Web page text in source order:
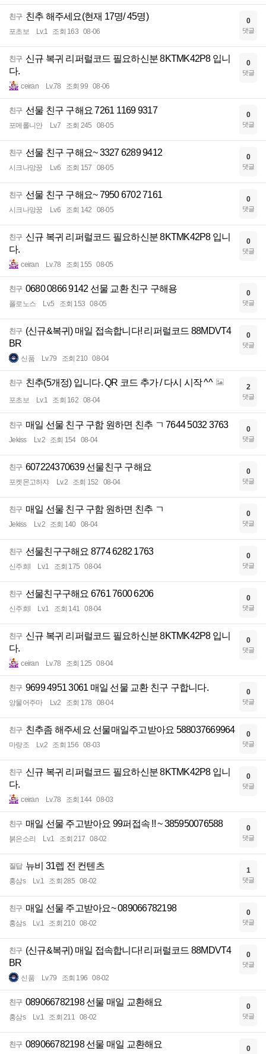
친구 친추 해주세요(현재 17명/ 45명)
포초보 Lv.1 조회 163 08-06
0
댓글
친구 신규 복귀 리퍼럴코드 필요하신분 8KTMK42P8 입니
다.
ceiran Lv.78 조회 99 08-06
0
댓글
친구 선물 친구 구해요 7261 1169 9317
포메롤니안 Lv.7 조회 245 08-05
0
댓글
친구 선물 친구 구해요~ 3327 6289 9412
시크나망꿍 Lv.6 조회 157 08-05
0
댓글
친구 선물 친구 구해요~ 7950 6702 7161
시크나망꿍 Lv.6 조회 142 08-05
0
댓글
친구 신규 복귀 리퍼럴코드 필요하신분 8KTMK42P8 입니
다.
ceiran Lv.78 조회 155 08-05
0
댓글
친구 0680 0866 9142 선물 교환 친구 구해용
폴로노스 Lv.5 조회 153 08-05
0
댓글
친구 (신규&복귀) 매일 접속합니다! 리퍼럴코드 88MDVT4
BR
신품 Lv.79 조회 210 08-04
0
댓글
친구 친추(5개정) 입니다. QR 코드 추가 / 다시 시작 ^^
포초보 Lv.1 조회 162 08-04
2
댓글
친구 매일 선물 친구 구함 원하면 친추 ㄱ 7644 5032 3763
Jekiss Lv.2 조회 154 08-04
0
댓글
친구 607224370639 선물친구 구해요
포켓몬고하쟈 Lv.2 조회 152 08-04
0
댓글
친구 매일 선물 친구 구함 원하면 친추 ㄱ
Jekiss Lv.2 조회 140 08-04
0
댓글
친구 선물친구구해요 8774 6282 1763
신주희l Lv.1 조회 175 08-04
0
댓글
친구 선물친구구해요 6761 7600 6206
신주희l Lv.1 조회 141 08-04
0
댓글
친구 신규 복귀 리퍼럴코드 필요하신분 8KTMK42P8 입니
다.
ceiran Lv.78 조회 125 08-04
0
댓글
친구 9699 4951 3061 매일 선물 교환 친구 구합니다.
앙물어주마 Lv.2 조회 178 08-04
0
댓글
친구 친추좀 해주세요 선물매일주고받아요 588037669964
마랑조 Lv.2 조회 156 08-03
0
댓글
친구 신규 복귀 리퍼럴코드 필요하신분 8KTMK42P8 입니
다.
ceiran Lv.78 조회 144 08-03
0
댓글
친구 매일 선물 주고받아요 99퍼접속 !! ~ 385950076588
붉은소리 Lv.1 조회 217 08-02
0
댓글
질답 뉴비 31렙 전 컨텐츠
홍삼s Lv.1 조회 285 08-02
1
댓글
친구 매일 선물 주고받아요~ 089066782198
홍삼s Lv.1 조회 210 08-02
0
댓글
친구 (신규&복귀) 매일 접속합니다! 리퍼럴코드 88MDVT4
BR
신품 Lv.79 조회 196 08-02
0
댓글
친구 089066782198 선물 매일 교환해요
홍삼s Lv.1 조회 211 08-02
0
댓글
친구 089066782198 선물 매일 교환해요 0